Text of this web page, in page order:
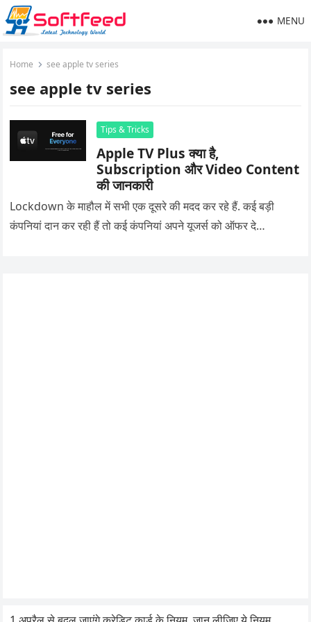
MENU
Home see apple tv series
see apple tv series
Tips & Tricks
Apple TV Plus क्या है,
Subscription और Video Content
की जानकारी
Lockdown के माहौल में सभी एक दूसरे की मदद कर रहे हैं. कई बड़ी
कंपनियां दान कर रही हैं तो कई कंपनियां अपने यूजर्स को ऑफर दे…